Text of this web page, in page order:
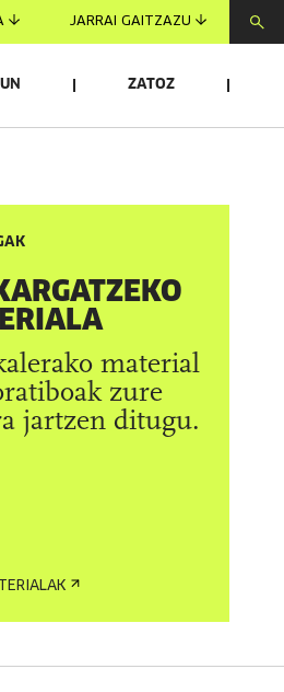
JARRAI GAITZAZU
ZATOZ
material
zure
jartzen ditugu.